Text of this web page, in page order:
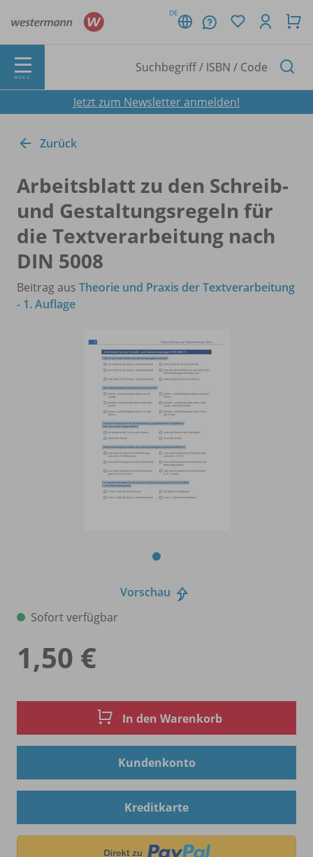
DE
MENÜ
Jetzt zum Newsletter anmelden!
Zurück
Arbeitsblatt zu den Schreib-
und Gestaltungsregeln für
die Textverarbeitung nach
DIN 5008
Beitrag aus Theorie und Praxis der Textverarbeitung
- 1. Auflage
Vorschau
Sofort verfügbar
1,50 €
In den Warenkorb
Kundenkonto
Kreditkarte